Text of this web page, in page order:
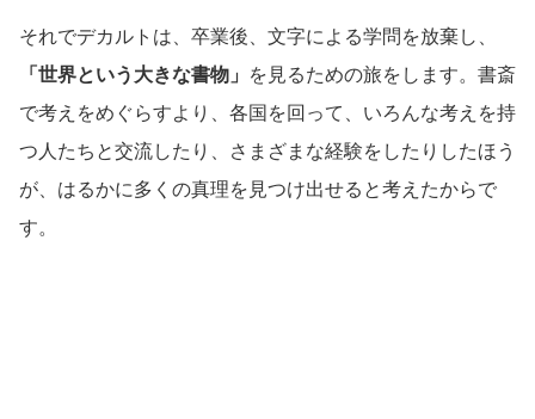
それでデカルトは、卒業後、文字による学問を放棄し、
「世界という大きな書物」 を見るための旅をします。書斎
で考えをめぐらすより、各国を回って、いろんな考えを持
つ人たちと交流したり、さまざまな経験をしたりしたほう
が、はるかに多くの真理を見つけ出せると考えたからで
す。